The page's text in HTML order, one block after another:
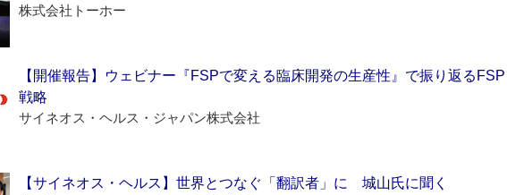
株式会社トーホー
【開催報告】ウェビナー『FSPで変える臨床開発の生産性』で振り返るFSP
戦略
サイネオス・ヘルス・ジャパン株式会社
【サイネオス・ヘルス】世界とつなぐ「翻訳者」に 城山氏に聞く